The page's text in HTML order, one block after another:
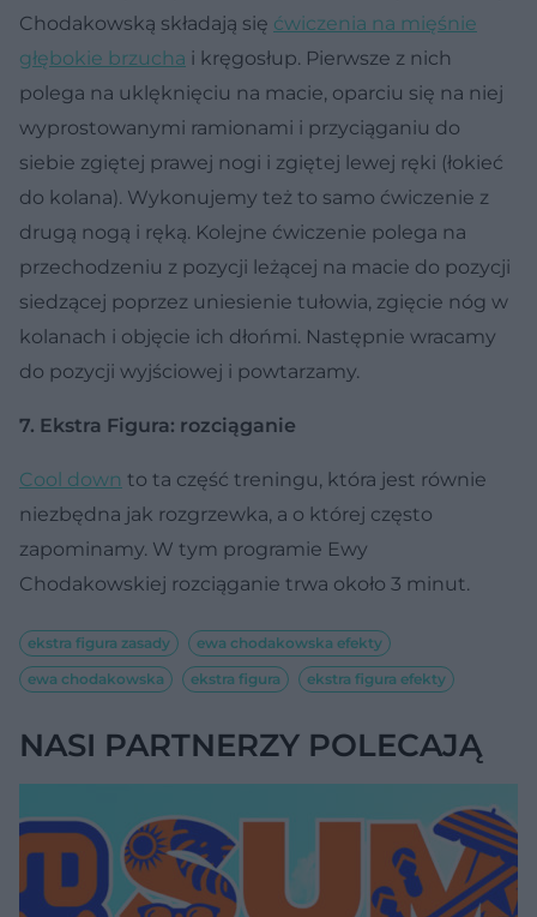
Chodakowską składają się ćwiczenia na mięśnie
głębokie brzucha i kręgosłup. Pierwsze z nich
polega na uklęknięciu na macie, oparciu się na niej
wyprostowanymi ramionami i przyciąganiu do
siebie zgiętej prawej nogi i zgiętej lewej ręki (łokieć
do kolana). Wykonujemy też to samo ćwiczenie z
drugą nogą i ręką. Kolejne ćwiczenie polega na
przechodzeniu z pozycji leżącej na macie do pozycji
siedzącej poprzez uniesienie tułowia, zgięcie nóg w
kolanach i objęcie ich dłońmi. Następnie wracamy
do pozycji wyjściowej i powtarzamy.
7. Ekstra Figura: rozciąganie
Cool down to ta część treningu, która jest równie
niezbędna jak rozgrzewka, a o której często
zapominamy. W tym programie Ewy
Chodakowskiej rozciąganie trwa około 3 minut.
ekstra figura zasady
ewa chodakowska efekty
ewa chodakowska
ekstra figura ekstra figura efekty
NASI PARTNERZY POLECAJĄ